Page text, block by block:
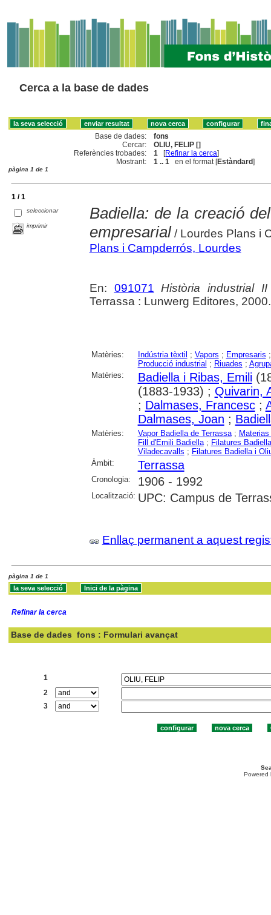
Cerca a la base de dades
Base de dades:
fons
Cercar:
OLIU, FELIP []
Referències trobades:
1 [Refinar la cerca]
Mostrant:
1 .. 1 en el format [Estàndard]
pàgina 1 de 1
1 / 1
seleccionar
imprimir
Badiella: de la creació
empresarial/ Lourdes Plans i
Plans i Campderrós, Lourdes
En: 091071 Història industrial II
Terrassa : Lunwerg Editores,
Matèries: Indústria tèxtil ; Vapors ; Empresaris
Producció industrial ; Riuades ;
Matèries:
Badiella i Ribas, Emili
(1883-1933) ; Quivarin,
; Dalmases, Francesc;
Dalmases, Joan ;
Matèries: Vapor Badiella de Terrassa;
Fill d'Emili Badiella; Filatures
Viladecavalls ; Filatures Badiella i
Àmbit:
Terrassa
Cronologia: 1906 - 1992
Localització: UPC: Campus de
Enllaç permanent a aquest
pàgina 1 de 1
Refinar la cerca
Base de dades fons : Formulari avançat
1
2
3